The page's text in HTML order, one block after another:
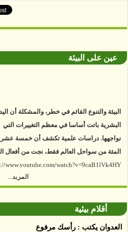
عين على البيئة
الأرض غير المعتمدة، وذلك حسب دراسة كشفت
الغطاء عن أي ادعاءات تقول بأن الزيت يمكن ألا
المزيد...
أقلام بيئية
العدوان يكتب : رأسك مرفوع